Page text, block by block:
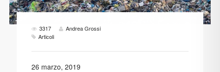
3317
Andrea Grossi
Articoli
26 marzo, 2019